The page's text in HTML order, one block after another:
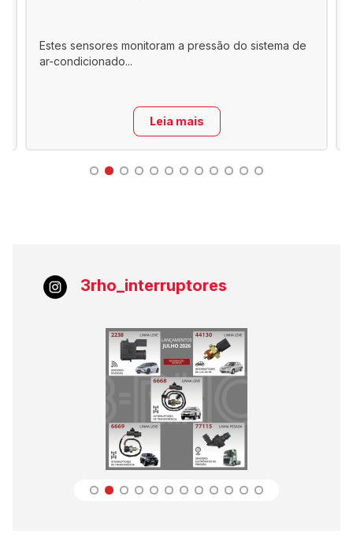
Estes sensores monitoram a pressão do sistema de
ar-condicionado...
Leia mais
3rho_interruptores